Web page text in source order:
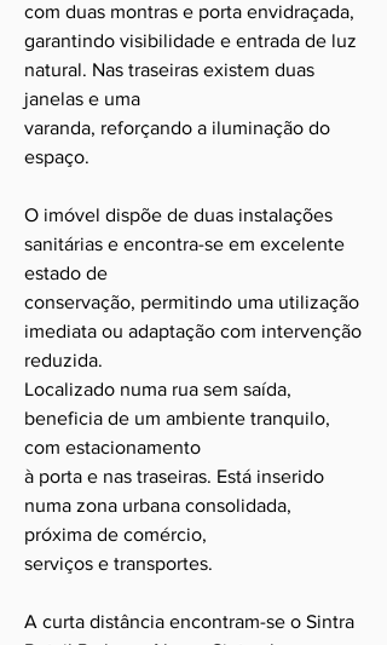
com duas montras e porta envidraçada,
garantindo visibilidade e entrada de luz
natural. Nas traseiras existem duas
janelas e uma
varanda, reforçando a iluminação do
espaço.
O imóvel dispõe de duas instalações
sanitárias e encontra-se em excelente
estado de
conservação, permitindo uma utilização
imediata ou adaptação com intervenção
reduzida.
Localizado numa rua sem saída,
beneficia de um ambiente tranquilo,
com estacionamento
à porta e nas traseiras. Está inserido
numa zona urbana consolidada,
próxima de comércio,
serviços e transportes.
A curta distância encontram-se o Sintra